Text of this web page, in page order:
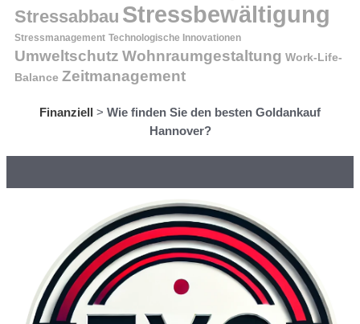
Stressabbau Stressbewältigung
Stressmanagement Technologische Innovationen
Umweltschutz Wohnraumgestaltung Work-Life-
Balance Zeitmanagement
Finanziell > Wie finden Sie den besten Goldankauf
Hannover?